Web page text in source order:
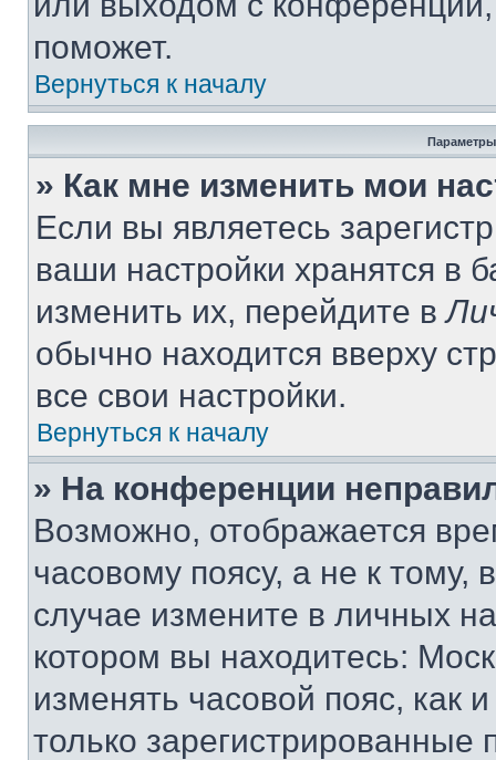
поможет.
Вернуться к началу
Параметры
» Как мне изменить мои
Если вы являетесь
ваши настройки хранятся в
изменить их, перейдите в
обычно находится вверху
все свои настройки.
Вернуться к началу
» На конференции
Возможно, отображается
часовому поясу, а не к тому,
случае измените в личных
котором вы находитесь:
изменять часовой пояс, как
только